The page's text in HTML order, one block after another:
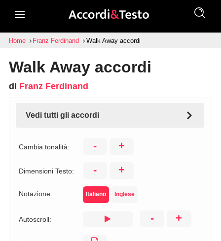
Home Franz Ferdinand Walk Away accordi
Walk Away accordi
di Franz Ferdinand
Vedi tutti gli accordi
Cambia tonalità: - +
Dimensioni Testo: - +
Notazione: Italiano Inglese
Autoscroll: - +